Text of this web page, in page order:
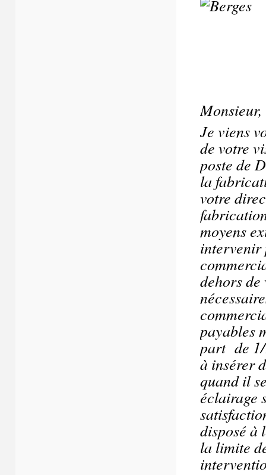
Monsieur,
Je viens
de votre
poste de
la
votre
moyens
intervenir
dehors de
payables
part de 1/
à insérer
quand il
éclairage
disposé à
la limite